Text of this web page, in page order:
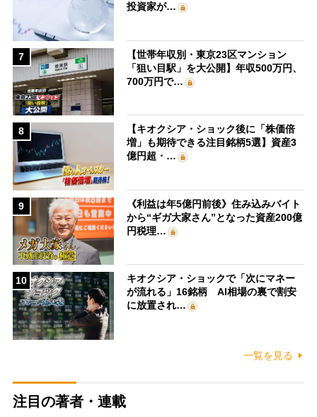
投資家が…
7
【世帯年収別・東京23区マンション
「狙い目駅」を大公開】年収500万円、
700万円で…
8
【キオクシア・ショック後に「株価倍
増」も期待できる注目銘柄5選】資産3
億円超・…
9
《利益は年5億円前後》住み込みバイト
から“ギガ大家さん”となった資産200億
円税理…
10
キオクシア・ショックで「次にマネー
が流れる」16銘柄 AI相場の裏で割安
に放置され…
一覧を見る
注目の著者・連載